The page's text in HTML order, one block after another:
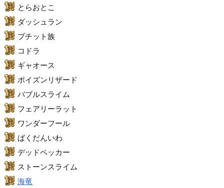
とらおとこ
ダッシュラン
プチット族
コドラ
ギャオース
ポイズンリザード
バブルスライム
フェアリーラット
ワンダーフール
ばくだんいわ
デッドペッカー
ストーンスライム
海竜